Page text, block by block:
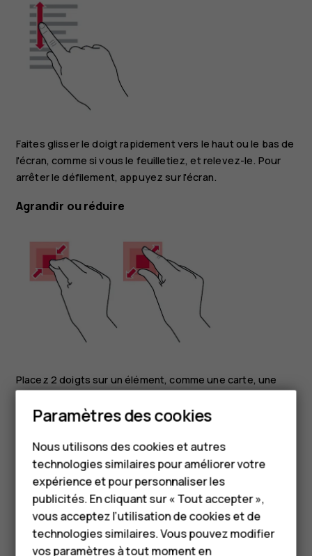
Smartphones
Téléphones classiques
HMD Terra M
Pour les entreprises
Tablettes
Faites glisser le doigt rapidement vers le haut ou le bas de
l'écran, comme si vous le feuilletiez, et relevez-le. Pour
arrêter le défilement, appuyez sur l'écran.
Agrandir ou réduire
Placez 2 doigts sur un élément, comme une carte, une
écartant ou en les rapprochant.
Verrouiller l'orientation de l'écran
L'écran pivote automatiquement quand vous faites
pivoter le téléphone de 90 degrés.
Pour verrouiller l'écran en mode portrait, balayez l'écran du
haut vers le bas, et appuyez sur
pour basculer vers le mode Portrait.
Paramètres des cookies
Nous utilisons des cookies et autres
technologies similaires pour améliorer votre
expérience et pour personnaliser les
publicités. En cliquant sur « Tout accepter »,
vous acceptez l’utilisation de cookies et de
technologies similaires. Vous pouvez modifier
vos paramètres à tout moment en